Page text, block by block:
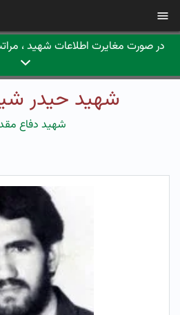
در صورت مغایرت اطلاعات شهید ،
شهید حیدر
شهید دفاع